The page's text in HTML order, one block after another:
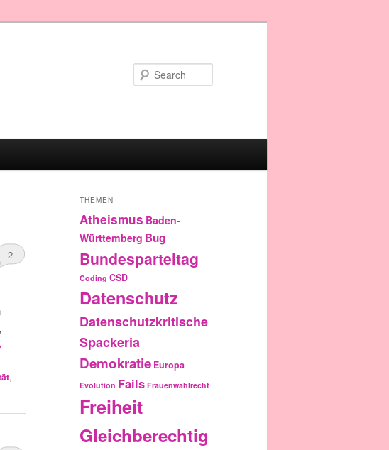
2
,
THEMEN
Atheismus Baden-
Württemberg Bug
Bundesparteitag
Coding CSD
Datenschutz
Datenschutzkritische
Spackeria
Demokratie Europa
Evolution Fails Frauenwahlrecht
Freiheit
Gleichberechtig